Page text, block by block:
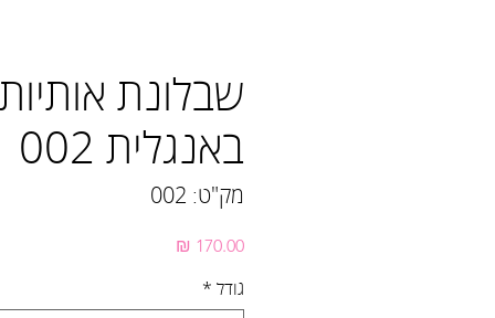
שבלונת אותיות
באנגלית 002
מק"ט: 002
גודל *